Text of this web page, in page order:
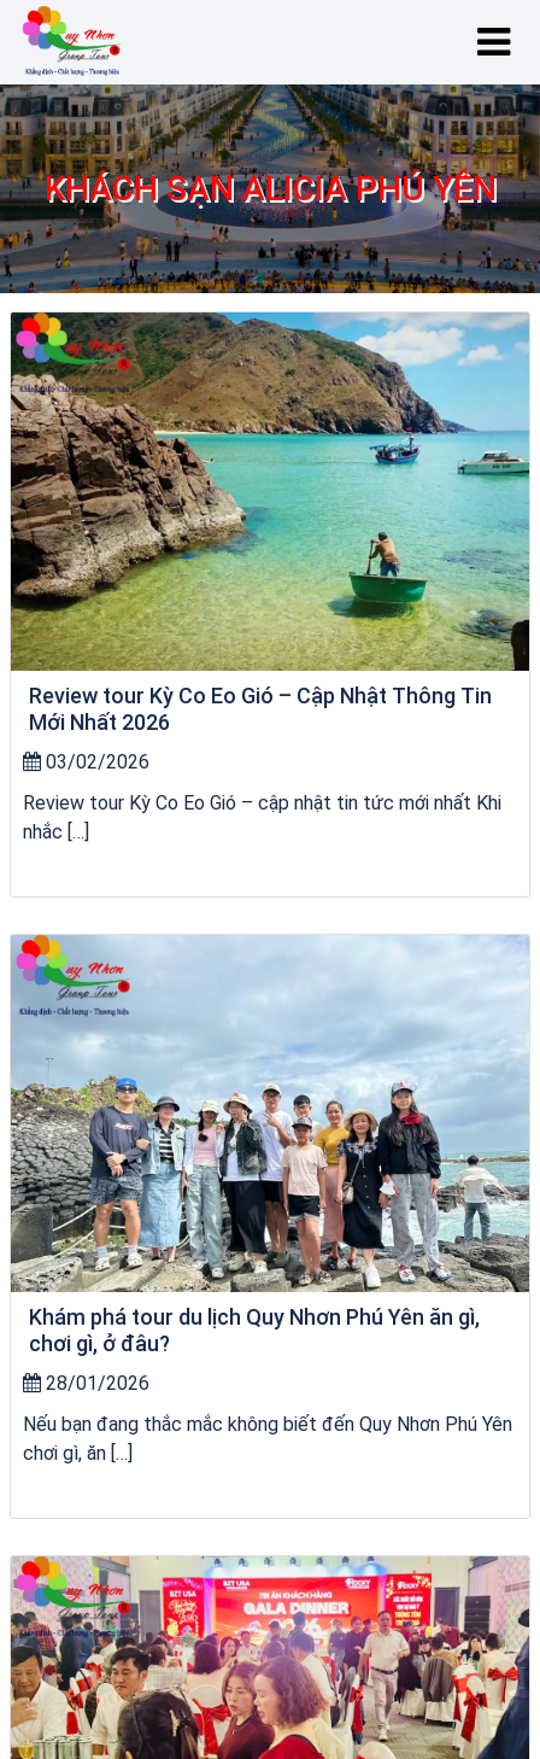
KHÁCH SẠN ALICIA PHÚ YÊN
Khách sạn Alicia Phú Yên
Review tour Kỳ Co Eo Gió – Cập Nhật Thông Tin
Mới Nhất 2026
03/02/2026
Review tour Kỳ Co Eo Gió – cập nhật tin tức mới nhất Khi
nhắc […]
Khám phá tour du lịch Quy Nhơn Phú Yên ăn gì,
chơi gì, ở đâu?
28/01/2026
Nếu bạn đang thắc mắc không biết đến Quy Nhơn Phú Yên
chơi gì, ăn […]
Khách sạn Alicia Phú Yên